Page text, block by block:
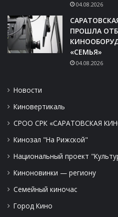
04.08.2026
ПРОШЛА
«СЕМЬЯ»
04.08.2026
Новости
Киновертикаль
СРОО СРК «САРАТОВСКАЯ
Кинозал "На Рижской"
Национальный проект
Киноновинки — региону
Семейный киночас
Город Кино